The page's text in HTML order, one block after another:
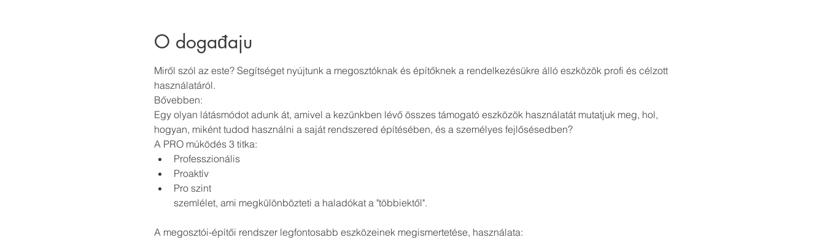
O događaju
Miről szól az este? Segítséget nyújtunk a megosztóknak és építőknek a rendelkezésükre álló eszközök profi és célzott
használatáról.
Bővebben:
Egy olyan látásmódot adunk át, amivel a kezünkben lévő összes támogató eszközök használatát mutatjuk meg, hol,
hogyan, miként tudod használni a saját rendszered építésében, és a személyes fejlősésedben?
A PRO múködés 3 titka:
Professzionális
Proaktív
Pro szint
szemlélet, ami megkülönbözteti a haladókat a "többiektől".
A megosztói-építői rendszer legfontosabb eszközeinek megismertetése, használata: